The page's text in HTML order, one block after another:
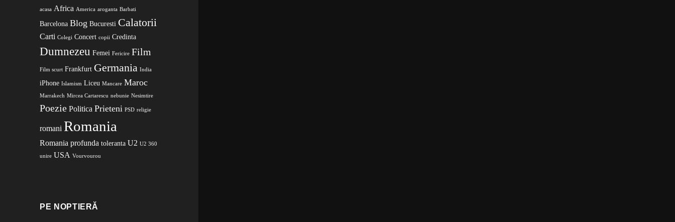
acasa Africa America aroganta Barbati
Barcelona Blog Bucuresti Calatorii
Carti Colegi Concert copii Credinta
Dumnezeu Femei Fericire Film
Film scurt Frankfurt Germania India
iPhone Islamism Liceu Mancare Maroc
Marrakech Mircea Cartarescu nebunie Nesimtire
Poezie Politica Prieteni PSD religie
romani Romania
Romania profunda toleranta U2 U2 360
unire USA Vourvourou
PE NOPTIERĂ